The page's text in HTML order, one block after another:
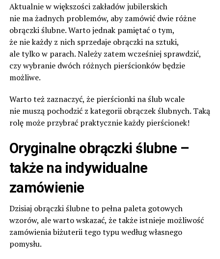
Aktualnie w większości zakładów jubilerskich
nie ma żadnych problemów, aby zamówić dwie różne
obrączki ślubne. Warto jednak pamiętać o tym,
że nie każdy z nich sprzedaje obrączki na sztuki,
ale tylko w parach. Należy zatem wcześniej sprawdzić,
czy wybranie dwóch różnych pierścionków będzie
możliwe.
Warto też zaznaczyć, że pierścionki na ślub wcale
nie muszą pochodzić z kategorii obrączek ślubnych. Taką
rolę może przybrać praktycznie każdy pierścionek!
Oryginalne obrączki ślubne –
także na indywidualne
zamówienie
Dzisiaj obrączki ślubne to pełna paleta gotowych
wzorów, ale warto wskazać, że także istnieje możliwość
zamówienia biżuterii tego typu według własnego
pomysłu.